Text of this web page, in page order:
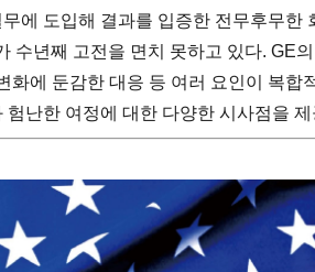
에 도입해 결과를 입증한 전무후무한
수년째 고전을 면치 못하고 있다. GE
화에 둔감한 대응 등 여러 요인이 복합
험난한 여정에 대한 다양한 시사점을 제